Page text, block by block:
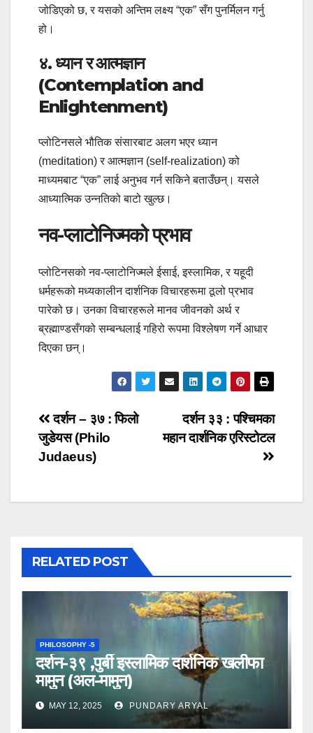
जोडिएको छ, र यसको अन्तिम लक्ष्य “एक” सँग पुनर्मिलन गर्नु
हो।
४. ध्यान र आत्मज्ञान
(Contemplation and
Enlightenment)
प्लोटिनसले भौतिक संसारबाट अलग भएर ध्यान
(meditation) र आत्मज्ञान (self-realization) को
माध्यमबाट “एक” लाई अनुभव गर्न सकिने बताउँछन्। यसले
आध्यात्मिक उन्नतिको बाटो खुल्छ।
नव-प्लाटोनिज्मको प्रभाव
प्लोटिनसको नव-प्लाटोनिज्मले ईसाई, इस्लामिक, र यहूदी
धर्महरूको मध्यकालीन दार्शनिक विचारहरूमा ठूलो प्रभाव
पारेको छ। उनका विचारहरूले मानव जीवनको अर्थ र
ब्रह्माण्डसँगको सम्बन्धलाई गहिरो रूपमा विश्लेषण गर्ने आधार
दिएका छन्।
Post
navigation
दर्शन ३३ : पश्चिमका
महान दार्शनिक एरिस्टोटल
दर्शन – ३७ : फिलो
जुडेयस (Philo
Judaeus)
RELATED POST
PHILOSOPHY -5
दर्शन-३९ ,पुर्बी इस्लामिक दार्शनिक खलीफा
मामुन (अल-मामुन)
MAY 12, 2025 PUNDARY ARYAL